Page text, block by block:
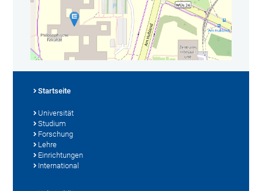
Startseite
Universität
Studium
Forschung
Lehre
Einrichtungen
International